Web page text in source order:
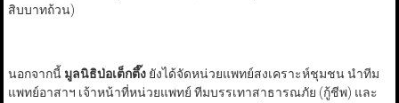
สิบบาทถ้วน)
นอกจากนี้ มูลนิธิป่อเต็กตึ๊งยังได้จัดหน่วยแพทย์สงเคราะห์ชุมชน นำทีม
แพทย์อาสาฯ เจ้าหน้าที่หน่วยแพทย์ ทีมบรรเทาสาธารณภัย (กู้ชีพ) และ